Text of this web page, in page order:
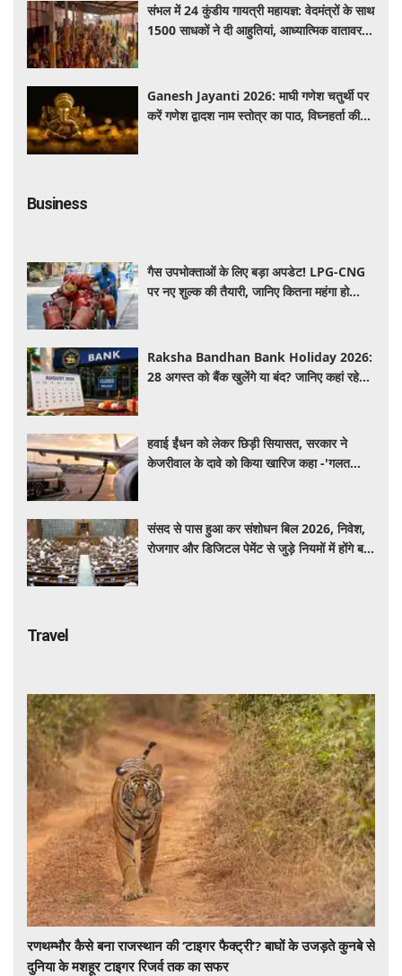
संभल में 24 कुंडीय गायत्री महायज्ञ: वेदमंत्रों के साथ
1500 साधकों ने दी आहुतियां, आध्यात्मिक वातावरण
Ganesh Jayanti 2026: माघी गणेश चतुर्थी पर
करें गणेश द्वादश नाम स्तोत्र का पाठ, विघ्नहर्ता की
Business
गैस उपभोक्ताओं के लिए बड़ा अपडेट! LPG-CNG
पर नए शुल्क की तैयारी, जानिए कितना महंगा हो
Raksha Bandhan Bank Holiday 2026:
28 अगस्त को बैंक खुलेंगे या बंद? जानिए कहां रहेगी
हवाई ईंधन को लेकर छिड़ी सियासत, सरकार ने
केजरीवाल के दावे को किया खारिज कहा -'गलत
संसद से पास हुआ कर संशोधन बिल 2026, निवेश,
रोजगार और डिजिटल पेमेंट से जुड़े नियमों में होंगे बड़े
Travel
रणथम्भौर कैसे बना राजस्थान की ‘टाइगर फैक्ट्री’? बाघों के उजड़ते कुनबे से
दुनिया के मशहूर टाइगर रिजर्व तक का सफर